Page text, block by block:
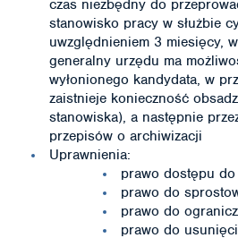
czas niezbędny do
stanowisko pracy w służbie
uwzględnieniem 3 miesięcy,
generalny urzędu ma
wyłonionego kandydata, w
zaistnieje konieczność
stanowiska), a następnie
przepisów o archiwizacji
Uprawnienia:
prawo dostępu
prawo do
prawo do
prawo do